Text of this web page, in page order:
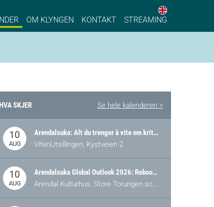
Process Industry
OM KLYNGEN KONTAKT STREAMING
English
HVA SKJER Se hele kalenderen >
10
AUG
Arendalsuka: Alt du trenger å vite om kritiske og strategiske verdikjeder i Norge
VitenUtsillingen, Kystveien 2
10
AUG
Arendalsuka Global Outlook 2026: Rebooting Democracy for a New World Order
Arendal Kulturhus, Store Torungen scene